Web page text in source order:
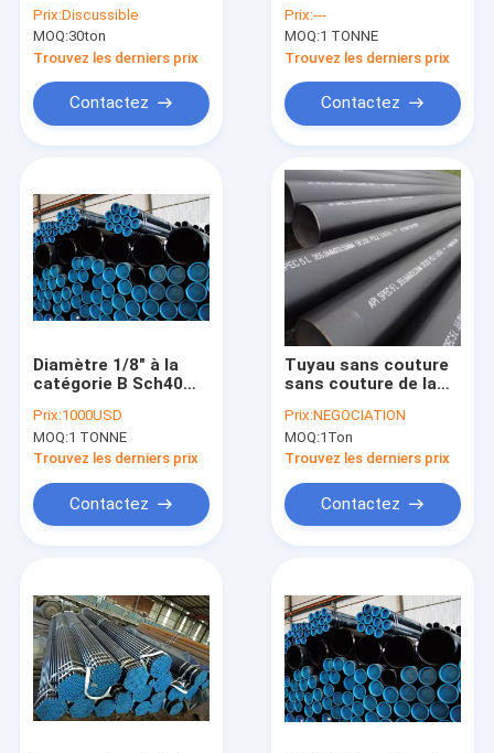
A53 Gr.B de 6m et de
12m Astm 21.3MM
762MM
Prix:Discussible
MOQ:30ton
Trouvez les derniers prix
Contactez
couture de tube
d'acier inoxydable de
la catégorie B d'Astm
A106
Prix:---
MOQ:1 TONNE
Trouvez les derniers prix
Contactez
Diamètre 1/8" à la
catégorie B Sch40
A106 de tuyau de 30"
de 12M Carbon Steel
Seamless
Prix:1000USD
MOQ:1 TONNE
Trouvez les derniers prix
Contactez
Tuyau sans couture
sans couture de la
api 5l d'acier au
carbone
profondément de
Prix:NEGOCIATION
MOQ:1Ton
Trouvez les derniers prix
Contactez